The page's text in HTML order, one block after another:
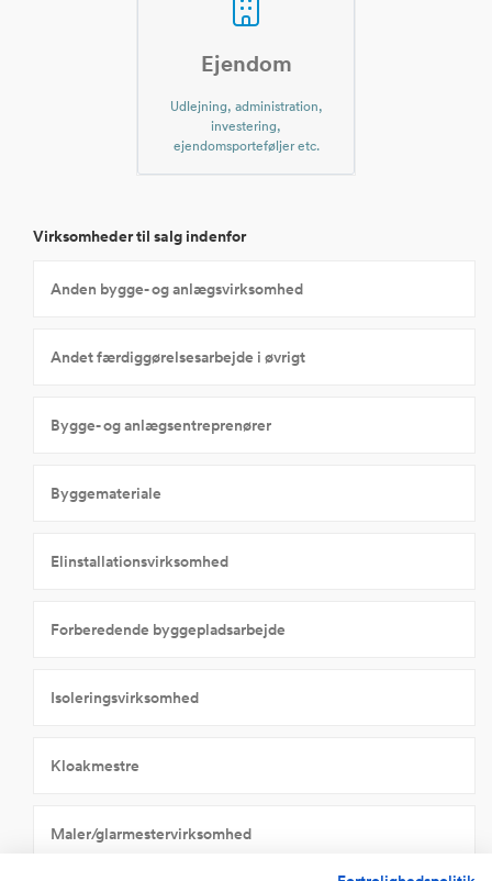
Ejendom
Udlejning, administration,
investering,
ejendomsporteføljer etc.
Virksomheder til salg indenfor
Anden bygge- og anlægsvirksomhed
Andet færdiggørelsesarbejde i øvrigt
Bygge- og anlægsentreprenører
Byggemateriale
Elinstallationsvirksomhed
Forberedende byggepladsarbejde
Isoleringsvirksomhed
Kloakmestre
Maler/glarmestervirksomhed